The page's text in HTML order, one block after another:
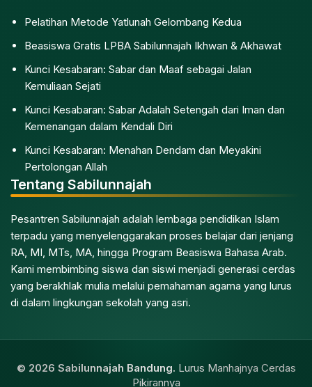
Pelatihan Metode Yatlunah Gelombang Kedua
Beasiswa Gratis LPBA Sabilunnajah Ikhwan & Akhawat
Kunci Kesabaran: Sabar dan Maaf sebagai Jalan
Kemuliaan Sejati
Kunci Kesabaran: Sabar Adalah Setengah dari Iman dan
Kemenangan dalam Kendali Diri
Kunci Kesabaran: Menahan Dendam dan Meyakini
Pertolongan Allah
Tentang Sabilunnajah
Pesantren Sabilunnajah adalah lembaga pendidikan Islam
terpadu yang menyelenggarakan proses belajar dari jenjang
RA, MI, MTs, MA, hingga Program Beasiswa Bahasa Arab.
Kami membimbing siswa dan siswi menjadi generasi cerdas
yang berakhlak mulia melalui pemahaman agama yang lurus
di dalam lingkungan sekolah yang asri.
© 2026 Sabilunnajah Bandung. Lurus Manhajnya Cerdas
Pikirannya